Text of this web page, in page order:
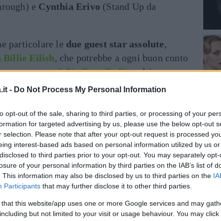
- Do Not Process My Personal Information
opt-out of the sale, sharing to third parties, or processing of your
for targeted advertising by us, please use the below opt-out
selection. Please note that after your opt-out request is processed
interest-based ads based on personal information utilized by us
to third parties prior to your opt-out. You may separately
of your personal information by third parties on the IAB’s list of
This information may also be disclosed by us to third parties on the
Participants that may further disclose it to other third parties.
that this website/app uses one or more Google services and may
but not limited to your visit or usage behaviour. You may
e Cynthia Erivo (Stand Up da
particolare le due guest star assolute,
Billie Eilish, che potrebbe a ogni buon conto
canzone di No Time To Die, ultimo
eJanelle Monáe, cantante che ha fatto
agli Oscar 2020:
a leggere dopo la pubblicità